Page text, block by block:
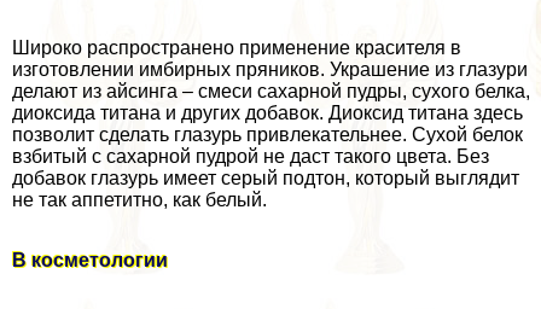
Широко распространено применение красителя в
изготовлении имбирных пряников. Украшение из глазури
делают из айсинга – смеси сахарной пудры, сухого белка,
диоксида титана и других добавок. Диоксид титана здесь
позволит сделать глазурь привлекательнее. Сухой белок
взбитый с сахарной пудрой не даст такого цвета. Без
добавок глазурь имеет серый подтон, который выглядит
не так аппетитно, как белый.
В косметологии